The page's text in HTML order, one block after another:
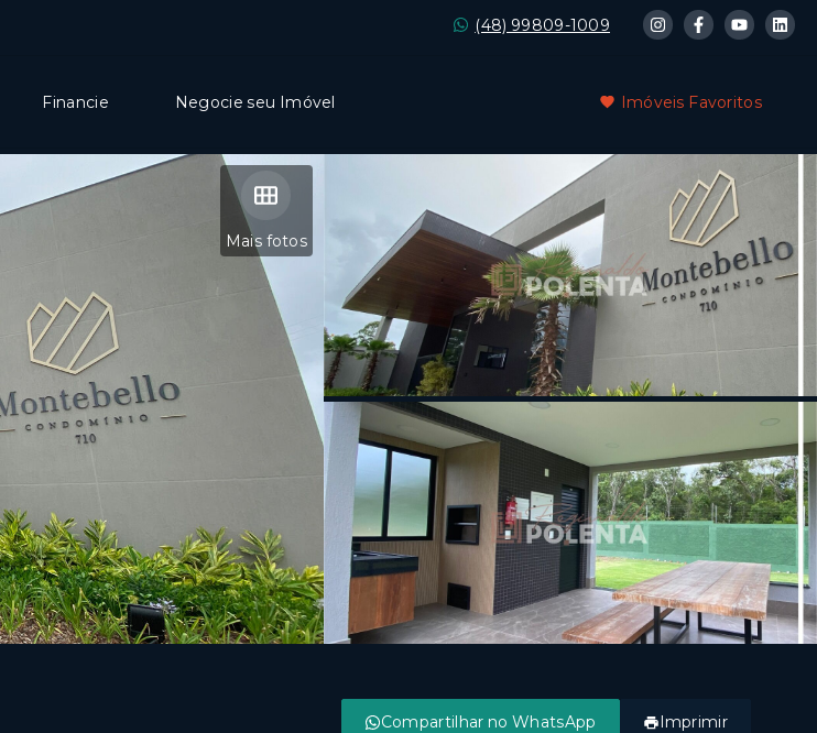
(48) 99809-1009
Financie Negocie seu Imóvel Imóveis Favoritos
Mais fotos
Compartilhar no WhatsApp Imprimir